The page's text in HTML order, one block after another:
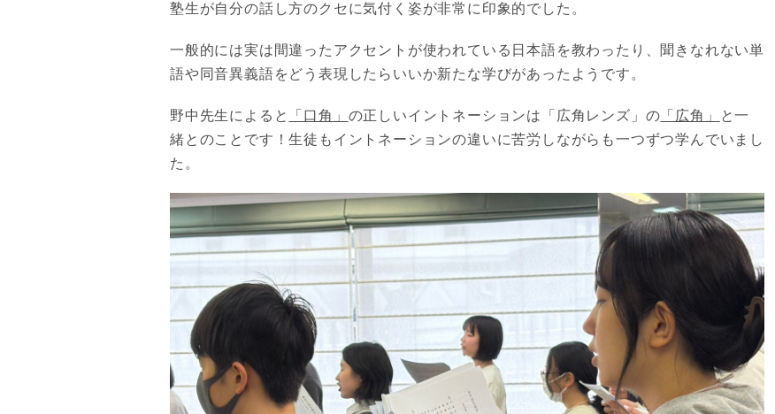
塾生が自分の話し方のクセに気付く姿が非常に印象的でした。
一般的には実は間違ったアクセントが使われている日本語を教わったり、聞きなれない単
語や同音異義語をどう表現したらいいか新たな学びがあったようです。
野中先生によると 「口角」 の正しいイントネーションは「広角レンズ」の 「広角」
と一
緒とのことです！生徒もイントネーションの違いに苦労しながらも一つずつ学んでいまし
た。